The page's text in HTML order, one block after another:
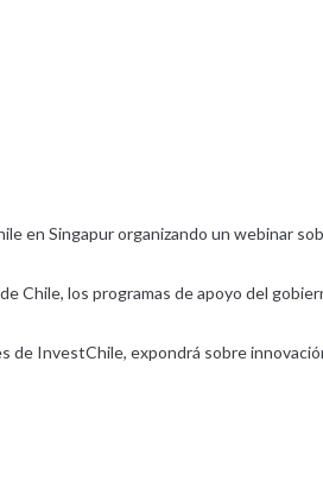
en Singapur organizando un webinar
Chile, los programas de apoyo del
de InvestChile, expondrá sobre